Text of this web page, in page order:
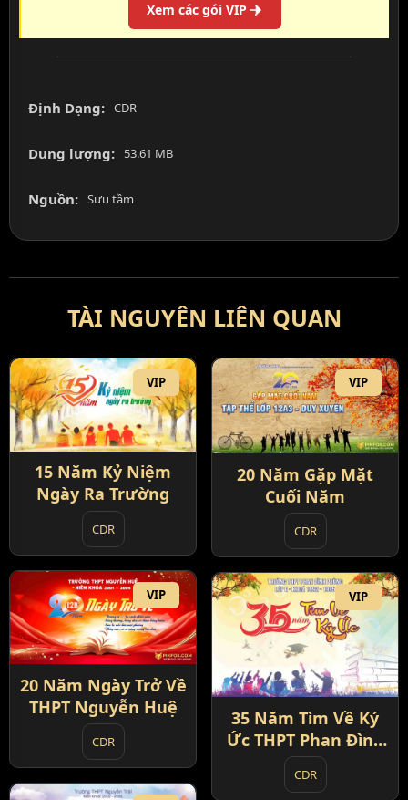
Xem các gói VIP
Định Dạng: CDR
Dung lượng: 53.61 MB
Nguồn: Sưu tầm
TÀI NGUYÊN LIÊN QUAN
VIP
15 Năm Kỷ Niệm
Ngày Ra Trường
CDR
VIP
20 Năm Gặp Mặt
Cuối Năm
CDR
VIP
20 Năm Ngày Trở Về
THPT Nguyễn Huệ
CDR
VIP
35 Năm Tìm Về Ký
Ức THPT Phan Đình
Phùng
CDR